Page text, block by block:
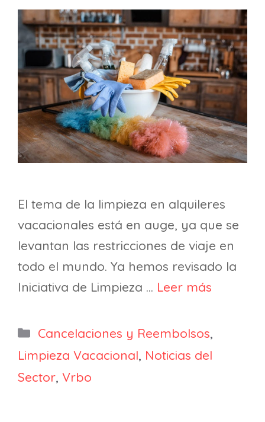
El tema de la limpieza en alquileres
vacacionales está en auge, ya que se
levantan las restricciones de viaje en
todo el mundo. Ya hemos revisado la
Iniciativa de Limpieza … Leer más
Categorías
Cancelaciones y Reembolsos,
Limpieza Vacacional, Noticias del
Sector, Vrbo